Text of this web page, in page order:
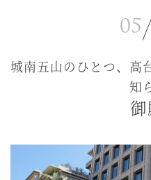
城南五山のひとつ、高
知